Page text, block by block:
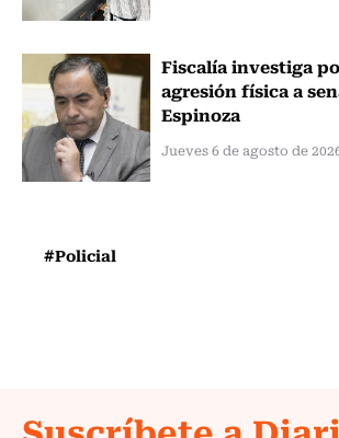
Fiscalía investiga
agresión física a
Espinoza
Jueves 6 de agosto de
#Policial